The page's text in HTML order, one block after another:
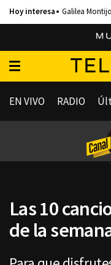
Galilea Montijo
EN VIVO RADIO
Las 10
de la